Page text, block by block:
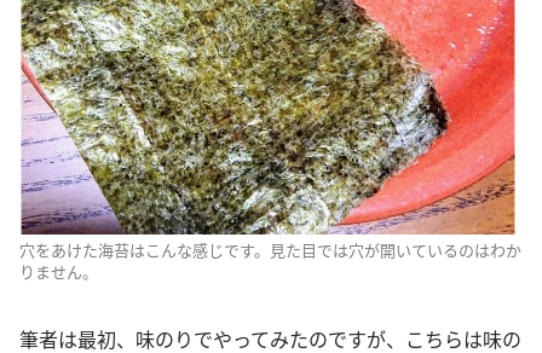
穴をあけた海苔はこんな感じです。見た目では穴が開いているのはわか
りません。
筆者は最初、味のりでやってみたのですが、こちらは味の